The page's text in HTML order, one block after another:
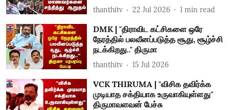
thanthitv 22 Jul 2026 1 min read
DMK | "திராவிட கட்சிகளை ஒரே
நேரத்தில் பலவீனப்படுத்த சூது, சூழ்ச்சி
நடக்கிறது.." திருமா
thanthitv 15 Jul 2026
VCK THIRUMA | "விசிக தவிர்க்க
முடியாத சக்தியாக உருவாகியுள்ளது"
திருமாவளவன் பேச்சு